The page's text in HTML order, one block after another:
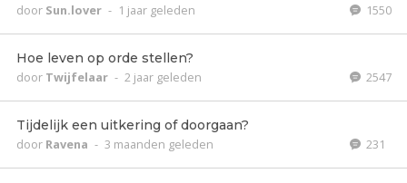
door Sun.lover - 1 jaar geleden 1550
Hoe leven op orde stellen?
door Twijfelaar - 2 jaar geleden 2547
Tijdelijk een uitkering of doorgaan?
door Ravena - 3 maanden geleden 231